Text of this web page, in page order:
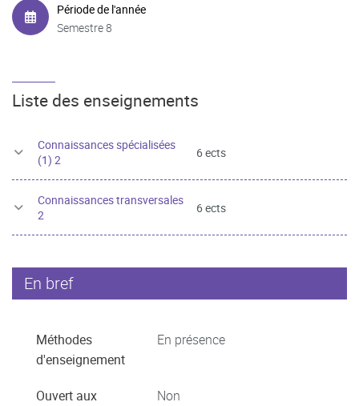
Période de l'année
Semestre 8
Liste des enseignements
Connaissances spécialisées
(1) 2
6 ects
Connaissances transversales
2
6 ects
En bref
Méthodes
d'enseignement
En présence
Ouvert aux
Non